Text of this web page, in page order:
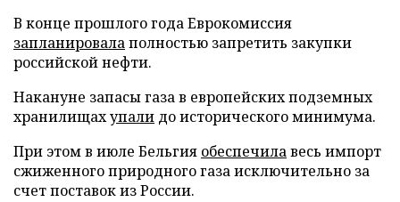
В конце прошлого года Еврокомиссия
запланировалаполностью запретить закупки
российской нефти.
Накануне запасы газа в европейских подземных
хранилищахупали до исторического минимума.
При этом в июле Бельгия обеспечилавесь импорт
сжиженного природного газа исключительно за
счет поставок из России.